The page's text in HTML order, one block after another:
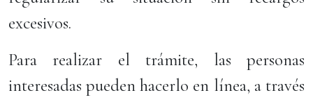
excesivos.
Para realizar el trámite, las personas
interesadas pueden hacerlo en línea, a través